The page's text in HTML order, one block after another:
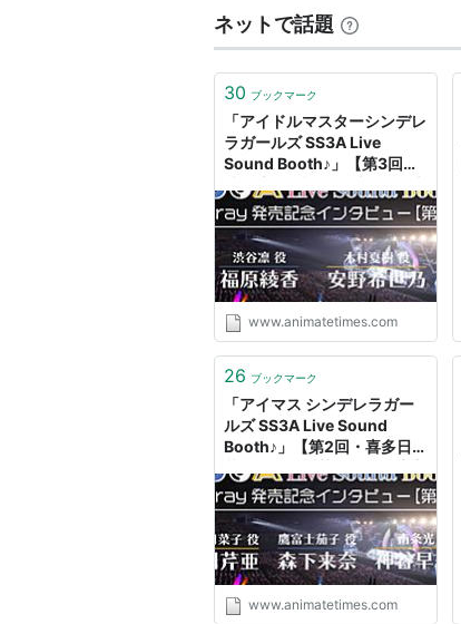
会沢紗弥（関裕美）
藍原ことみ（一ノ瀬志希）
朝井彩加（早坂美玲）
金子真由美（藤本里奈）
小市眞琴（結城晴）
鈴木絵理（堀裕子）
鈴木みのり（藤原肇）
郄野麻美（宮本フレデリカ）
高橋花林（森久保乃々）
武田羅梨沙多胡（喜多見柚）
立花理香（小早川紗枝）
田辺留依（荒木比奈）
津田美波(小日向美穂）
のぐちゆり（及川雫）
花井美春（村上巴）
原優子（向井拓海）
原田彩楓（三船美優）
藤本彩花（棟方愛海）
松田颯水（星輝子）
安野希世乃（木村夏樹）
ネットで話題
30 ブックマーク
「アイドルマスターシンデレ
ラガールズ SS3A Live
Sound Booth♪」【第3回・
村夏樹役：安野希世乃さん】
| アニメイトタイムズ
www.animatetimes.com
26 ブックマーク
「アイマス シンデレラガー
ルズ SS3A Live Sound
Booth♪」【第2回・喜多日
士茄子役：森下来奈さん＆南
条光役：神谷早矢佳さん】 |
アニメイトタイムズ
www.animatetimes.com